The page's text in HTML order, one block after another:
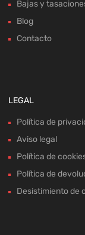
Bajas y
Blog
Contacto
LEGAL
Política de
Aviso legal
Política de
Política de
Desistimiento de